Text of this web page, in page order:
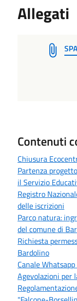
Allegati
Contenuti
Chiusura
Partenza
il Servizio
Registro
delle iscrizioni
Parco natura:
del comune di
Richiesta
Bardolino
Canale
Agevolazioni per